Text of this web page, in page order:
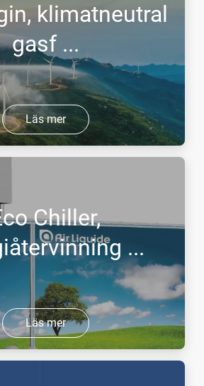
klimatneutral
gasf ...
Läs mer
Chiller,
...
Läs mer